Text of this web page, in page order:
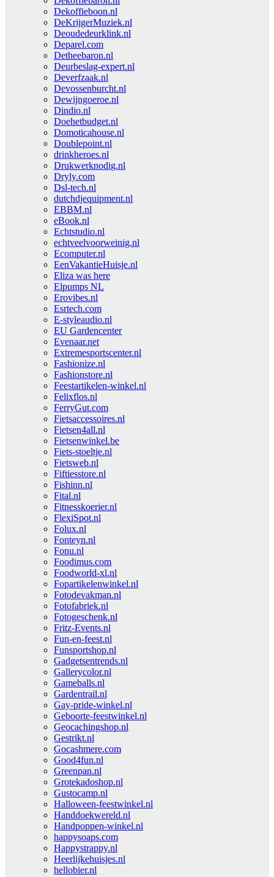
Dekoffieboon.nl
DeKrijgerMuziek.nl
Deoudedeurklink.nl
Deparel.com
Detheebaron.nl
Deurbeslag-expert.nl
Deverfzaak.nl
Devossenburcht.nl
Dewijngoeroe.nl
Dindio.nl
Doehetbudget.nl
Domoticahouse.nl
Doublepoint.nl
drinkheroes.nl
Drukwerknodig.nl
Dryly.com
Dsl-tech.nl
dutchdjequipment.nl
EBBM.nl
eBook.nl
Echtstudio.nl
echtveelvoorweinig.nl
Ecomputer.nl
EenVakantieHuisje.nl
Eliza was here
Elpumps NL
Erovibes.nl
Esrtech.com
E-styleaudio.nl
EU Gardencenter
Evenaar.net
Extremesportscenter.nl
Fashionize.nl
Fashionstore.nl
Feestartikelen-winkel.nl
Felixflos.nl
FerryGut.com
Fietsaccessoires.nl
Fietsen4all.nl
Fietsenwinkel.be
Fiets-stoeltje.nl
Fietsweb.nl
Fiftiesstore.nl
Fishinn.nl
Fital.nl
Fitnesskoerier.nl
FlexiSpot.nl
Folux.nl
Fonteyn.nl
Fonu.nl
Foodimus.com
Foodworld-xl.nl
Fopartikelenwinkel.nl
Fotodevakman.nl
Fotofabriek.nl
Fotogeschenk.nl
Fritz-Events.nl
Fun-en-feest.nl
Funsportshop.nl
Gadgetsentrends.nl
Gallerycolor.nl
Gameballs.nl
Gardentrail.nl
Gay-pride-winkel.nl
Geboorte-feestwinkel.nl
Geocachingshop.nl
Gestrikt.nl
Gocashmere.com
Good4fun.nl
Greenpan.nl
Grotekadoshop.nl
Gustocamp.nl
Halloween-feestwinkel.nl
Handdoekwereld.nl
Handpoppen-winkel.nl
happysoaps.com
Happystrappy.nl
Heerlijkehuisjes.nl
hellobier.nl